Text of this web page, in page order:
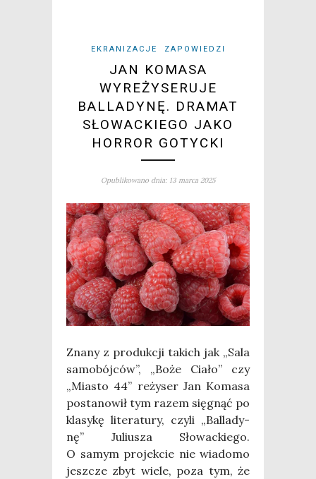
EKRANIZACJE ZAPOWIEDZI
JAN KOMASA
WYREŻYSERUJE
BALLADYNĘ. DRAMAT
SŁOWACKIEGO JAKO
HORROR GOTYCKI
Opublikowano dnia: 13 marca 2025
Zna­ny z pro­duk­cji takich jak „Sala
samo­bój­ców”, „Boże Cia­ło” czy
„Mia­sto 44” reży­ser Jan Koma­sa
posta­no­wił tym razem się­gnąć po
kla­sy­kę lite­ra­tu­ry, czy­li „Bal­la­dy­
nę” Juliu­sza Sło­wac­kie­go.
O samym pro­jek­cie nie wia­do­mo
jesz­cze zbyt wie­le, poza tym, że